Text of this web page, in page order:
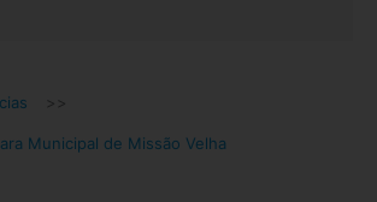
>>
Municipal de Missão Velha